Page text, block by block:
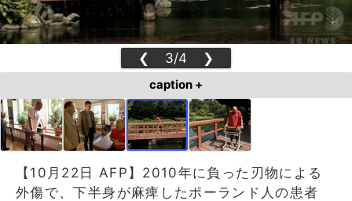
❮ 3/4 ❯
caption +
【10月22日 AFP】2010年に負った刃物による
外傷で、下半身が麻痺したポーランド人の患者